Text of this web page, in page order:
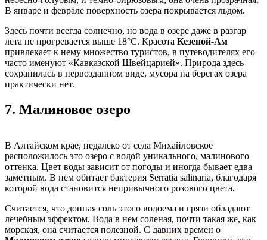
В январе и феврале поверхность озера покрывается льдом.
Здесь почти всегда солнечно, но вода в озере даже в разгар
лета не прогревается выше 18°C. Красота Кезеной-Ам
привлекает к нему множество туристов, в путеводителях его
часто именуют «Кавказской Швейцарией». Природа здесь
сохранилась в первозданном виде, мусора на берегах озера
практически нет.
7. Малиновое озеро
В Алтайском крае, недалеко от села Михайловское
расположилось это озеро с водой уникального, малинового
оттенка. Цвет воды зависит от погоды и иногда бывает едва
заметным. В нем обитает бактерия Serratia salinaria, благодаря
которой вода становится непривычного розового цвета.
Считается, что донная соль этого водоема и грязи обладают
лечебным эффектом. Вода в нем соленая, почти такая же, как
морская, она считается полезной. С давних времен о